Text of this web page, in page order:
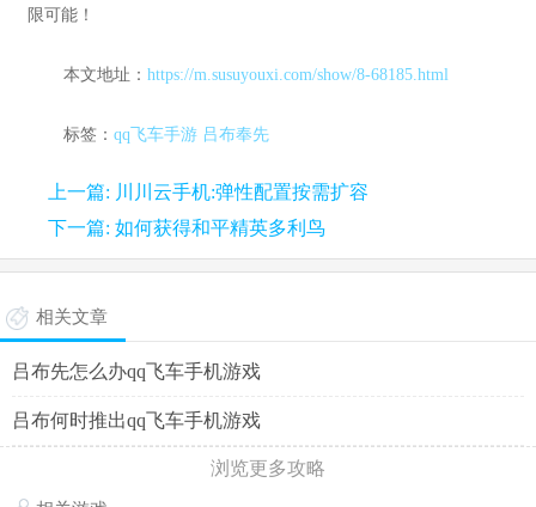
限可能！
本文地址： https://m.susuyouxi.com/show/8-68185.html
标签： qq飞车手游 吕布奉先
上一篇: 川川云手机:弹性配置按需扩容
下一篇: 如何获得和平精英多利鸟
相关文章
吕布先怎么办qq飞车手机游戏
吕布何时推出qq飞车手机游戏
浏览更多攻略